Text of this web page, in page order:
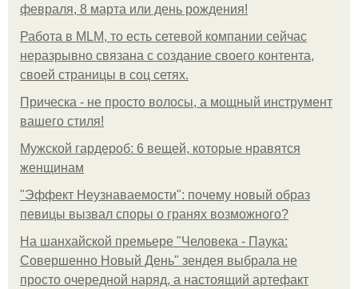
февраля, 8 марта или день рождения!
Работа в MLM, то есть сетевой компании сейчас
неразрывно связана с создание своего контента,
своей страницы в соц сетях.
Прическа - не просто волосы, а мощный инструмент
вашего стиля!
Мужской гардероб: 6 вещей, которые нравятся
женщинам
"Эффект Неузнаваемости": почему новый образ
певицы вызвал споры о гранях возможного?
На шанхайской премьере "Человека - Паука:
Совершенно Новый День" зендея выбрала не
просто очередной наряд, а настоящий артефакт